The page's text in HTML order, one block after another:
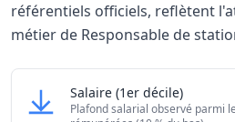
référentiels officiels, reflètent
métier de Responsable de
Grille salariale
Niveau de salaire
Salaire Responsable de
(1er décile)
Plafond salarial observé parmi